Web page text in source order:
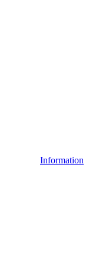
Information